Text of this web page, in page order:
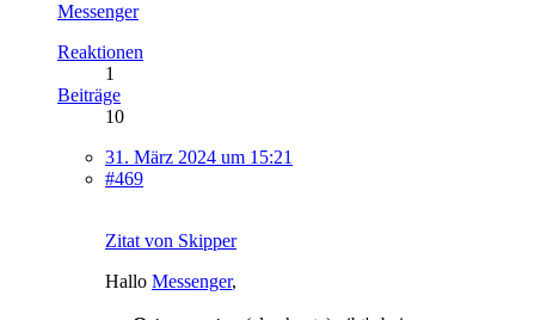
Messenger
Reaktionen
1
Beiträge
10
31. März 2024 um 15:21
#469
Zitat von Skipper
Hallo Messenger,